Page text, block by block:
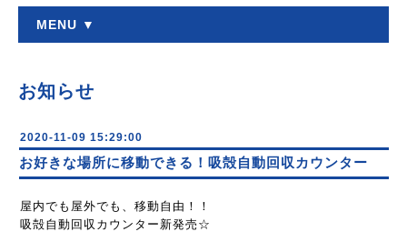
MENU ▼
お知らせ
2020-11-09 15:29:00
お好きな場所に移動できる！吸殻自動回収カウンター
屋内でも屋外でも、移動自由！！
吸殻自動回収カウンター新発売☆